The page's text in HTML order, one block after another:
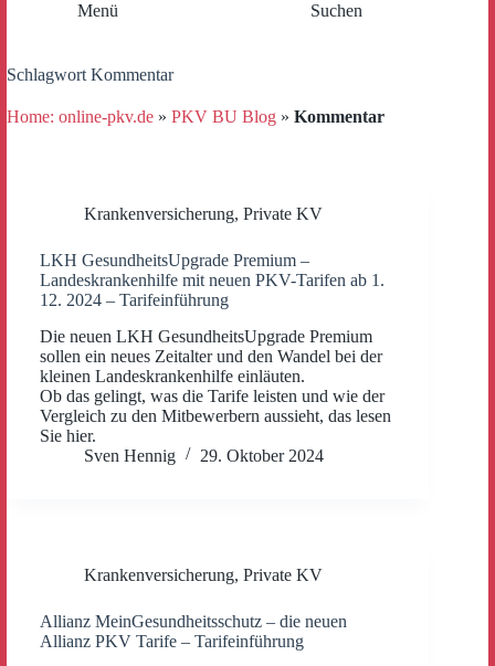
Menü Suchen
Schlagwort Kommentar
Home: online-pkv.de » PKV BU Blog » Kommentar
Krankenversicherung, Private KV
LKH GesundheitsUpgrade Premium –
Landeskrankenhilfe mit neuen PKV-Tarifen ab 1.
12. 2024 – Tarifeinführung
Die neuen LKH GesundheitsUpgrade Premium
sollen ein neues Zeitalter und den Wandel bei der
kleinen Landeskrankenhilfe einläuten.
Ob das gelingt, was die Tarife leisten und wie der
Vergleich zu den Mitbewerbern aussieht, das lesen
Sie hier.
Sven Hennig
29. Oktober 2024
Krankenversicherung, Private KV
Allianz MeinGesundheitsschutz – die neuen
Allianz PKV Tarife – Tarifeinführung